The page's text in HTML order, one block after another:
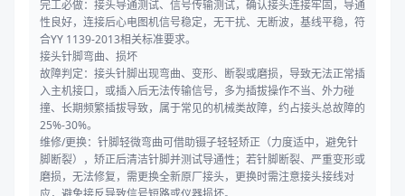
完工必做：接头导通测试、信号传输测试，确认接头连接牢固，导通
性良好，连接后心电图机信号稳定，无干扰、无断波，基线平稳，符
合YY 1139-2013相关标准要求。
接头针脚弯曲、损坏
故障判定：接头针脚出现弯曲、变形、断裂或磨损，导致无法正常插
入主机接口，或插入后无法传输信号，多为插拔操作不当、外力碰
撞、长期频繁插拔导致，属于常见的机械类故障，约占接头总故障的
25%-30%。
维修/更换：针脚轻微弯曲可借助镊子轻轻矫正（力度适中，避免针
脚断裂），矫正后清洁针脚并测试导通性；若针脚断裂、严重变形或
磨损，无法修复，需更换全新原厂接头，更换时需注意接头接线对